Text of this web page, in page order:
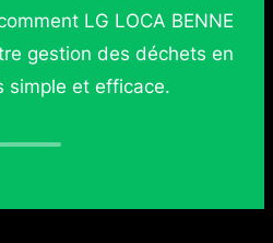
LG LOCA BENNE
gestion des déchets en
simple et efficace.